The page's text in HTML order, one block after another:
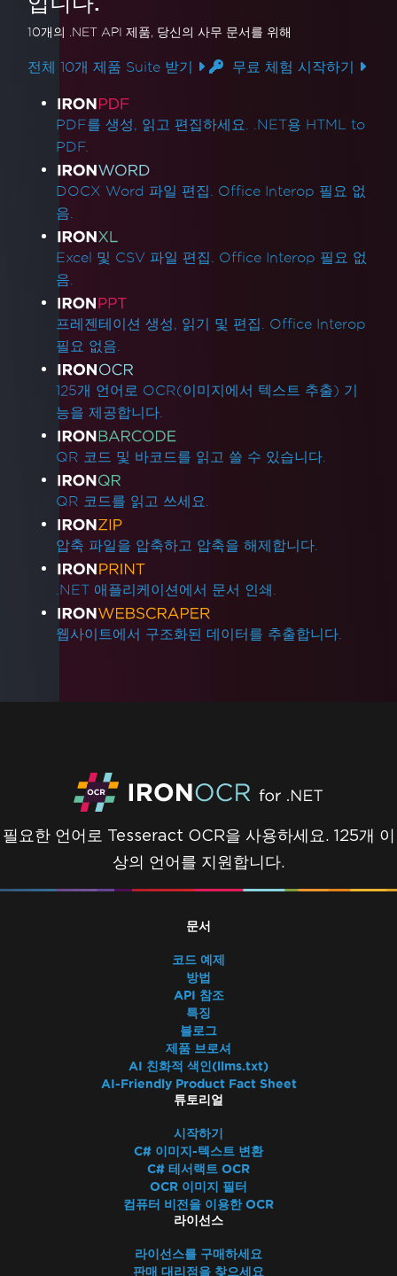
10개의 .NET API 제품, 당신의 사무 문서를 위해
전체 10개 제품 Suite 받기 무료 체험 시작하기
제품 링크
PDF를 생성, 읽고 편집하세요. .NET용 HTML to
PDF.
DOCX Word 파일 편집. Office Interop 필요 없
음.
Excel 및 CSV 파일 편집. Office Interop 필요 없
음.
프레젠테이션 생성, 읽기 및 편집. Office Interop
필요 없음.
125개 언어로 OCR(이미지에서 텍스트 추출) 기
능을 제공합니다.
QR 코드 및 바코드를 읽고 쓸 수 있습니다.
QR 코드를 읽고 쓰세요.
압축 파일을 압축하고 압축을 해제합니다.
.NET 애플리케이션에서 문서 인쇄.
웹사이트에서 구조화된 데이터를 추출합니다.
필요한 언어로 Tesseract OCR을 사용하세요. 125개 이
상의 언어를 지원합니다.
문서
코드 예제
방법
API 참조
특징
블로그
제품 브로셔
AI 친화적 색인(llms.txt)
AI-Friendly Product Fact Sheet
튜토리얼
시작하기
C# 이미지-텍스트 변환
C# 테서랙트 OCR
OCR 이미지 필터
컴퓨터 비전을 이용한 OCR
라이선스
라이선스를 구매하세요
판매 대리점을 찾으세요